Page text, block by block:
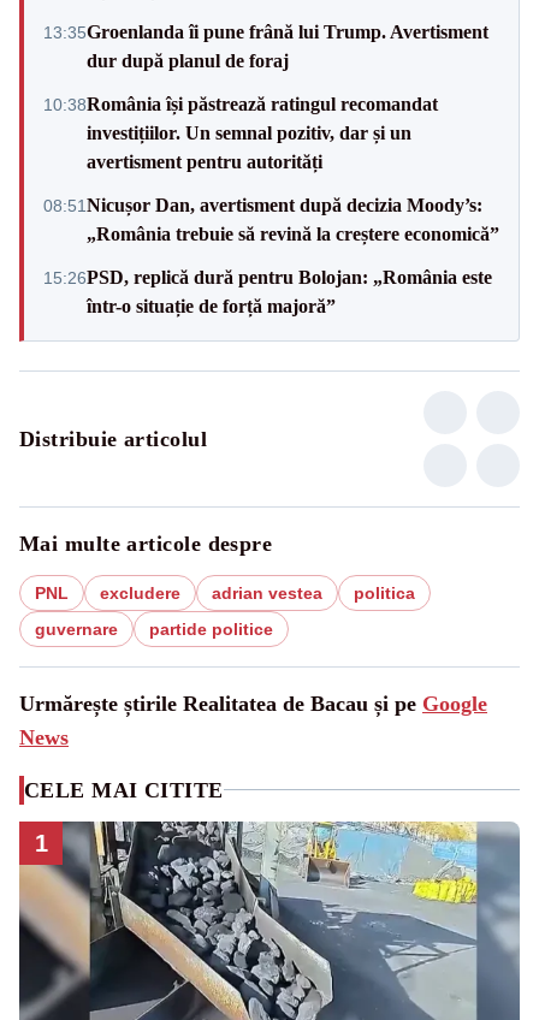
13:35Groenlanda îi pune frână lui Trump. Avertisment
dur după planul de foraj
10:38România își păstrează ratingul recomandat
investițiilor. Un semnal pozitiv, dar și un
avertisment pentru autorități
08:51Nicușor Dan, avertisment după decizia Moody’s:
„România trebuie să revină la creștere economică”
15:26PSD, replică dură pentru Bolojan: „România este
într-o situație de forță majoră”
Distribuie articolul
Mai multe articole despre
PNL excludere adrian vestea
politica
guvernare
partide politice
Urmărește știrile Realitatea de Bacau și pe Google
News
CELE MAI CITITE
1